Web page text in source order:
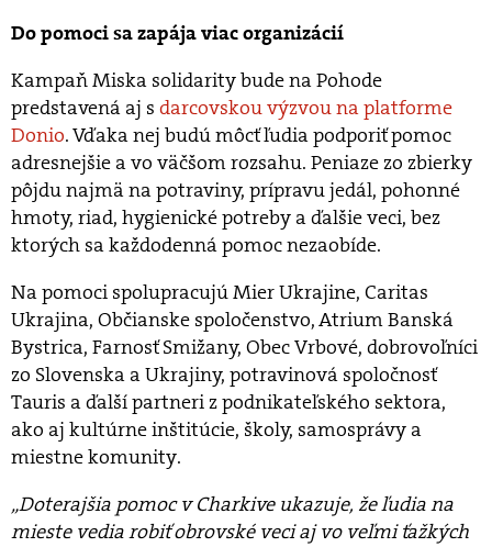
Do pomoci sa zapája viac organizácií
Kampaň Miska solidarity bude na Pohode
predstavená aj s darcovskou výzvou na platforme
Donio. Vďaka nej budú môcť ľudia podporiť pomoc
adresnejšie a vo väčšom rozsahu. Peniaze zo zbierky
pôjdu najmä na potraviny, prípravu jedál, pohonné
hmoty, riad, hygienické potreby a ďalšie veci, bez
ktorých sa každodenná pomoc nezaobíde.
Na pomoci spolupracujú Mier Ukrajine, Caritas
Ukrajina, Občianske spoločenstvo, Atrium Banská
Bystrica, Farnosť Smižany, Obec Vrbové, dobrovoľníci
zo Slovenska a Ukrajiny, potravinová spoločnosť
Tauris a ďalší partneri z podnikateľského sektora,
ako aj kultúrne inštitúcie, školy, samosprávy a
miestne komunity.
„Doterajšia pomoc v Charkive ukazuje, že ľudia na
mieste vedia robiť obrovské veci aj vo veľmi ťažkých